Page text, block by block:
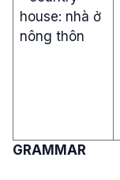
house: nhà ở
nông thôn
GRAMMAR